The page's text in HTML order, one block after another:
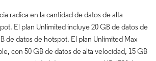
radica en la cantidad de datos de alta
El plan Unlimited incluye 20 GB de datos de
de datos de hotspot. El plan Unlimited Max
con 50 GB de datos de alta velocidad, 15 GB